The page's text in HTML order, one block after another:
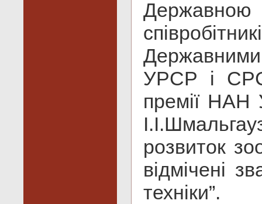
Державною
Державними
УРСР і
премії НАН
розвиток
відмічені
техніки”.